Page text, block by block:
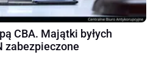
CBA. Majątki byłych
zabezpieczone